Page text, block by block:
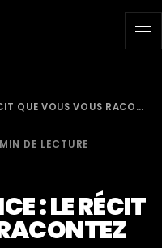
QUE VOUS VOUS RACO…
DE LECTURE
: LE RÉCIT